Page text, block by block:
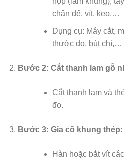
chân đế, vít, keo,…
Dụng cụ: Máy cắt,
thước đo, bút chì,…
Bước 2: Cắt thanh lam gỗ
Cắt thanh lam và
đo.
Bước 3: Gia cố khung thép:
Hàn hoặc bắt vít